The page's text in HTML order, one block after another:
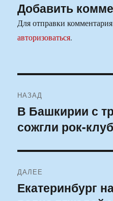
Добавить
Для отправки
авторизоваться.
по
записям
НАЗАД
Предыдущая
запись:
В Башкирии с
сожгли рок-
ДАЛЕЕ
Следующая
Екатеринбург